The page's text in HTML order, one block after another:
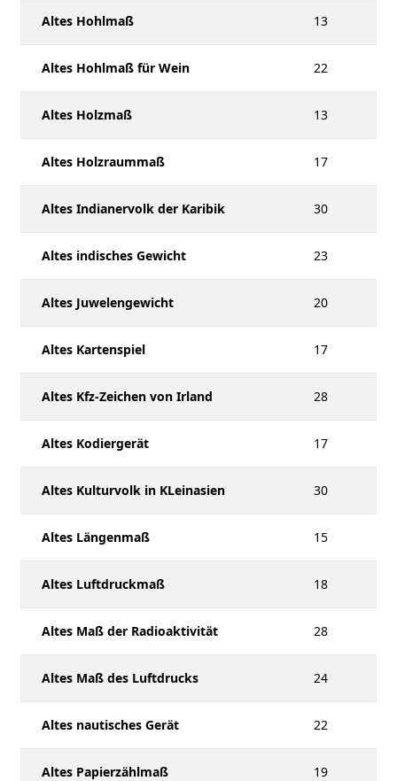
Altes Hohlmaß 13
Altes Hohlmaß für Wein 22
Altes Holzmaß 13
Altes Holzraummaß 17
Altes Indianervolk der Karibik 30
Altes indisches Gewicht 23
Altes Juwelengewicht 20
Altes Kartenspiel 17
Altes Kfz-Zeichen von Irland 28
Altes Kodiergerät 17
Altes Kulturvolk in KLeinasien 30
Altes Längenmaß 15
Altes Luftdruckmaß 18
Altes Maß der Radioaktivität 28
Altes Maß des Luftdrucks 24
Altes nautisches Gerät 22
Altes Papierzählmaß 19